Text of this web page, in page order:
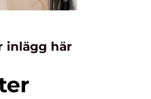
inlägg här